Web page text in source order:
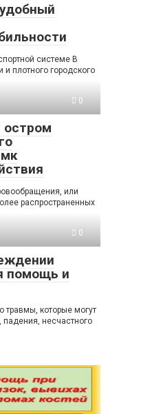
системе В
и плотного городского
0
остром
или
распространенных
0
помощь и
травмы, которые могут
падения, несчастного